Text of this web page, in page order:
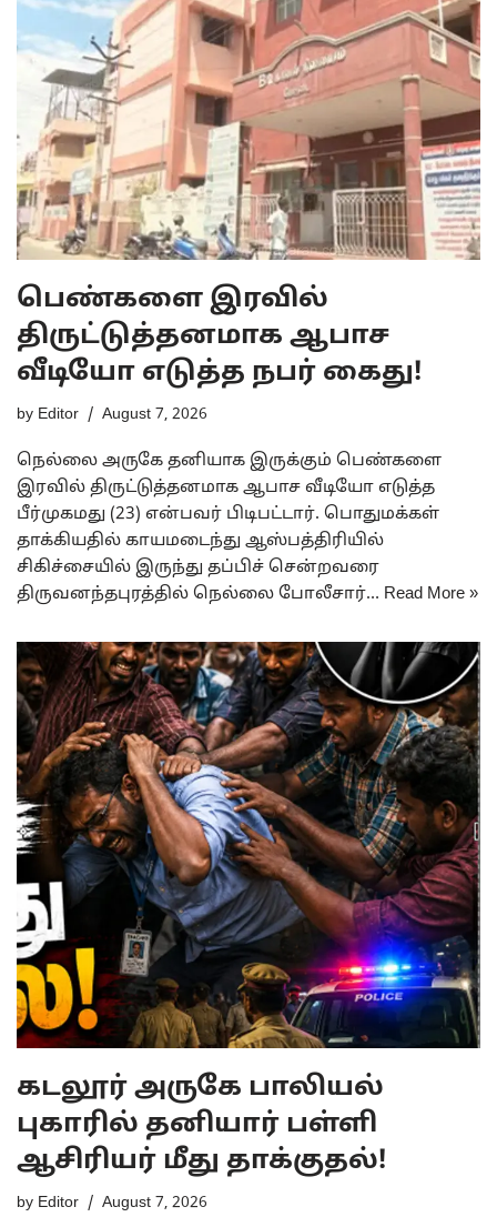
பெண்களை இரவில்
திருட்டுத்தனமாக ஆபாச
வீடியோ எடுத்த நபர் கைது!
by Editor August 7, 2026
நெல்லை அருகே தனியாக இருக்கும் பெண்களை
இரவில் திருட்டுத்தனமாக ஆபாச வீடியோ எடுத்த
பீர்முகமது (23) என்பவர் பிடிபட்டார். பொதுமக்கள்
தாக்கியதில் காயமடைந்து ஆஸ்பத்திரியில்
சிகிச்சையில் இருந்து தப்பிச் சென்றவரை
திருவனந்தபுரத்தில் நெல்லை போலீசார்… Read More »
கடலூர் அருகே பாலியல்
புகாரில் தனியார் பள்ளி
ஆசிரியர் மீது தாக்குதல்!
by Editor August 7, 2026